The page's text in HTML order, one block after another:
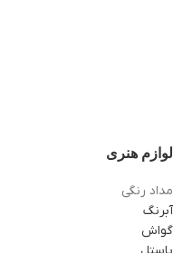
لوازم هنری
مداد رنگی
آبرنگ
گواش